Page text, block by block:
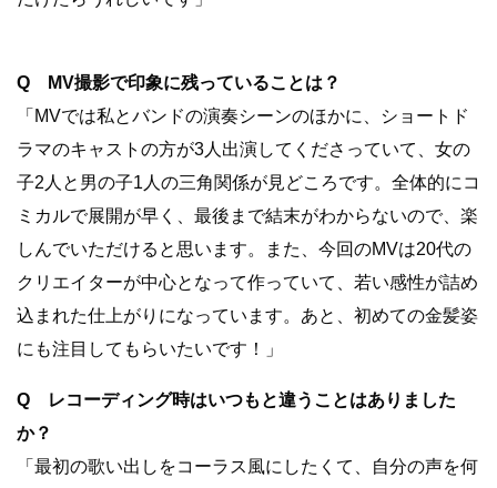
Q MV撮影で印象に残っていることは？
「MVでは私とバンドの演奏シーンのほかに、ショートド
ラマのキャストの方が3人出演してくださっていて、女の
子2人と男の子1人の三角関係が見どころです。全体的にコ
ミカルで展開が早く、最後まで結末がわからないので、楽
しんでいただけると思います。また、今回のMVは20代の
クリエイターが中心となって作っていて、若い感性が詰め
込まれた仕上がりになっています。あと、初めての金髪姿
にも注目してもらいたいです！」
Q レコーディング時はいつもと違うことはありました
か？
「最初の歌い出しをコーラス風にしたくて、自分の声を何